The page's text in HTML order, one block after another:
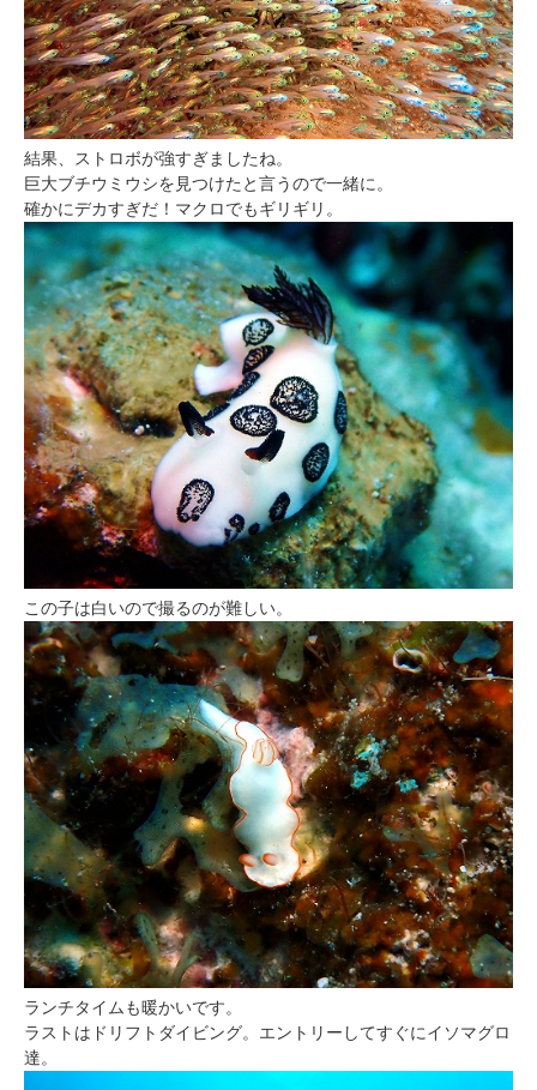
結果、ストロボが強すぎましたね。
巨大ブチウミウシを見つけたと言うので一緒に。
確かにデカすぎだ！マクロでもギリギリ。
この子は白いので撮るのが難しい。
ランチタイムも暖かいです。
ラストはドリフトダイビング。エントリーしてすぐにイソマグロ
達。